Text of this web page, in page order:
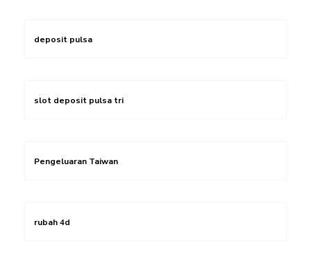
deposit pulsa
slot deposit pulsa tri
Pengeluaran Taiwan
rubah 4d